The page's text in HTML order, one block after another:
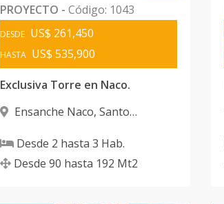
PROYECTO - Código: 1043
DESDE US$ 261,450
HASTA US$ 535,900
Exclusiva Torre en Naco.
Ensanche Naco, Santo
Desde 2 hasta 3 Hab.
Desde 90 hasta 192 Mt2